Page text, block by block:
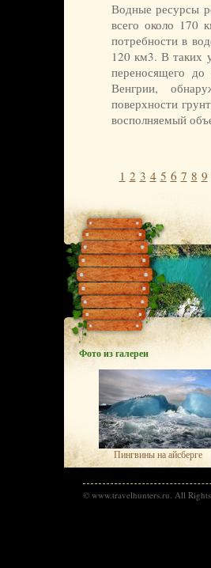
Водные ресурсы
всего около 170
потребности в
120 км3. В таких
переносящего
Венгрии,
поверхности
восполняемый
1 2 3 4 5 6 7 8 9
Фото из галереи
Пингвины на айсберге
© www.travelhunters.ru. All Rights